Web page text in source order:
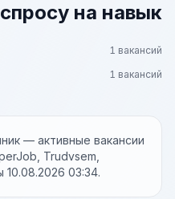
на навык
1 вакансий
1 вакансий
— активные вакансии
Trudvsem,
03:34.